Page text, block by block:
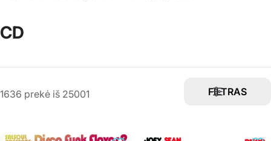
K
l
e
c
CD
1636 prekė iš 25001 FILTRAS